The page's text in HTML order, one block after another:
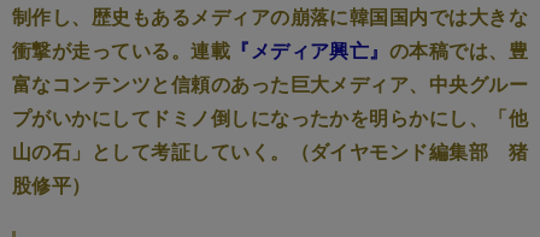
制作し、歴史もあるメディアの崩落に韓国国内では大きな
衝撃が走っている。連載 『メディア興亡』 の本稿では、豊
富なコンテンツと信頼のあった巨大メディア、中央グルー
プがいかにしてドミノ倒しになったかを明らかにし、「他
山の石」として考証していく。（ダイヤモンド編集部 猪
股修平）